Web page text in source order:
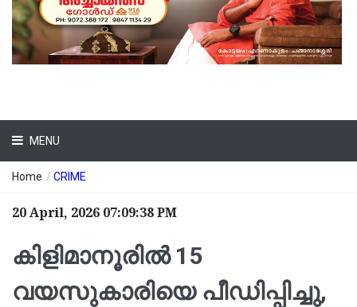
MENU
Home / CRIME
20 April, 2026 07:09:38 PM
കിളിമാനൂരിൽ 15
വയസുകാരിയെ പീഡിപ്പിച്ചു,